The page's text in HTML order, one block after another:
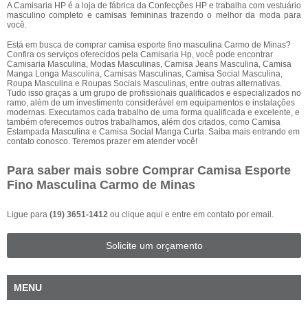
A Camisaria HP é a loja de fábrica da Confecções HP e trabalha com vestuário
masculino completo e camisas femininas trazendo o melhor da moda para
você.
Está em busca de comprar camisa esporte fino masculina Carmo de Minas?
Confira os serviços oferecidos pela Camisaria Hp, você pode encontrar
Camisaria Masculina, Modas Masculinas, Camisa Jeans Masculina, Camisa
Manga Longa Masculina, Camisas Masculinas, Camisa Social Masculina,
Roupa Masculina e Roupas Sociais Masculinas, entre outras alternativas.
Tudo isso graças a um grupo de profissionais qualificados e especializados no
ramo, além de um investimento considerável em equipamentos e instalações
modernas. Executamos cada trabalho de uma forma qualificada e excelente, e
também oferecemos outros trabalhamos, além dos citados, como Camisa
Estampada Masculina e Camisa Social Manga Curta. Saiba mais entrando em
contato conosco. Teremos prazer em atender você!
Para saber mais sobre Comprar Camisa Esporte
Fino Masculina Carmo de Minas
Ligue para (19) 3651-1412 ou clique aqui e entre em contato por email.
Solicite um orçamento
MENU